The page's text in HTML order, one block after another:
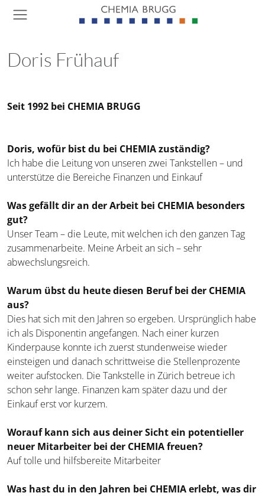
Links
Navigation
Kopfbereich
Logo
Menu
Doris Frühauf
Seit 1992 bei CHEMIA BRUGG
Doris, wofür bist du bei CHEMIA zuständig?
Ich habe die Leitung von unseren zwei Tankstellen – und
unterstütze die Bereiche Finanzen und Einkauf
Was gefällt dir an der Arbeit bei CHEMIA besonders
gut?
Unser Team – die Leute, mit welchen ich den ganzen Tag
zusammenarbeite. Meine Arbeit an sich – sehr
abwechslungsreich.
Warum übst du heute diesen Beruf bei der CHEMIA
aus?
Dies hat sich mit den Jahren so ergeben. Ursprünglich habe
ich als Disponentin angefangen. Nach einer kurzen
Kinderpause konnte ich zuerst stundenweise wieder
einsteigen und danach schrittweise die Stellenprozente
weiter aufstocken. Die Tankstelle in Zürich betreue ich
schon sehr lange. Finanzen kam später dazu und der
Einkauf erst vor kurzem.
Worauf kann sich aus deiner Sicht ein potentieller
neuer Mitarbeiter bei der CHEMIA freuen?
Auf tolle und hilfsbereite Mitarbeiter
Was hast du in den Jahren bei CHEMIA erlebt, was dir